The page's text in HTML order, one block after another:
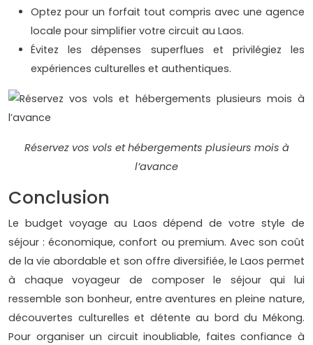
Optez pour un forfait tout compris avec une agence
locale pour simplifier votre circuit au Laos.
Évitez les dépenses superflues et privilégiez les
expériences culturelles et authentiques.
Réservez vos vols et hébergements plusieurs mois à
l’avance
Conclusion
Le budget voyage au Laos dépend de votre style de
séjour : économique, confort ou premium. Avec son coût
de la vie abordable et son offre diversifiée, le Laos permet
à chaque voyageur de composer le séjour qui lui
ressemble son bonheur, entre aventures en pleine nature,
découvertes culturelles et détente au bord du Mékong.
Pour organiser un circuit inoubliable, faites confiance à